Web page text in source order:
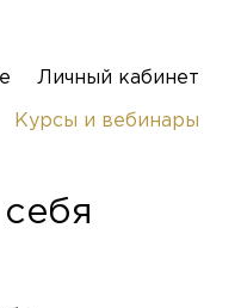
Личный кабинет
Курсы и вебинары